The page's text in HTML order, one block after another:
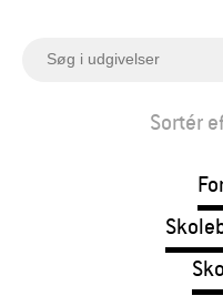
e
S
Sortér